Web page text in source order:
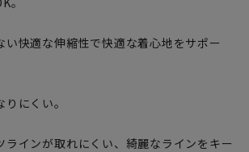
い快適な伸縮性で快適な着心地をサポー
にくい。
ラインが取れにくい、綺麗なラインをキー